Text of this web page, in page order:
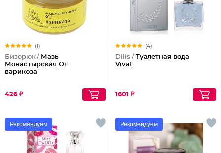
(1)
Бизорюк / Мазь
Монастырская От
варикоза
426 ₽
(4)
Dilis / Туалетная вода
Vivat
1601 ₽
Рекомендуем Рекомендуем